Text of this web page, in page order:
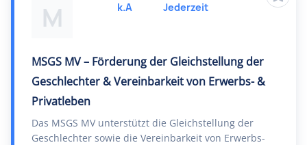
M
MSGS MV – Förderung der Gleichstellung der
Geschlechter & Vereinbarkeit von Erwerbs- &
Privatleben
Das MSGS MV unterstützt die Gleichstellung der
Geschlechter sowie die Vereinbarkeit von Erwerbs-
k.A Jederzeit